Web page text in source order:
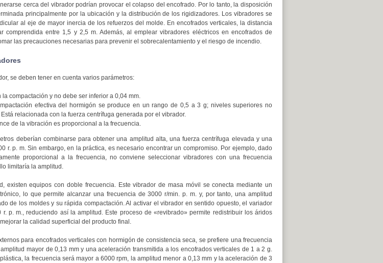
cerca del vibrador podrían provocar el colapso del encofrado. Por lo tanto, la disposición
principalmente por la ubicación y la distribución de los rigidizadores. Los vibradores se
al eje de mayor inercia de los refuerzos del molde. En encofrados verticales, la distancia
comprendida entre 1,5 y 2,5 m. Además, al emplear vibradores eléctricos en encofrados de
las precauciones necesarias para prevenir el sobrecalentamiento y el riesgo de incendio.
se deben tener en cuenta varios parámetros:
la compactación y no debe ser inferior a 0,04 mm.
efectiva del hormigón se produce en un rango de 0,5 a 3 g; niveles superiores no
relacionada con la fuerza centrífuga generada por el vibrador.
de la vibración es proporcional a la frecuencia.
deberían combinarse para obtener una amplitud alta, una fuerza centrífuga elevada y una
r. p. m. Sin embargo, en la práctica, es necesario encontrar un compromiso. Por ejemplo, dado
proporcional a la frecuencia, no conviene seleccionar vibradores con una frecuencia
limitaría la amplitud.
existen equipos con doble frecuencia. Este vibrador de masa móvil se conecta mediante un
lo que permite alcanzar una frecuencia de 3000 r/min. p. m. y, por tanto, una amplitud
de los moldes y su rápida compactación. Al activar el vibrador en sentido opuesto, el variador
p. m., reduciendo así la amplitud. Este proceso de «revibrado» permite redistribuir los áridos
la calidad superficial del producto final.
para encofrados verticales con hormigón de consistencia seca, se prefiere una frecuencia
mayor de 0,13 mm y una aceleración transmitida a los encofrados verticales de 1 a 2 g.
la frecuencia será mayor a 6000 rpm, la amplitud menor a 0,13 mm y la aceleración de 3